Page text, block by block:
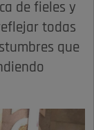
de fieles y
todas
que